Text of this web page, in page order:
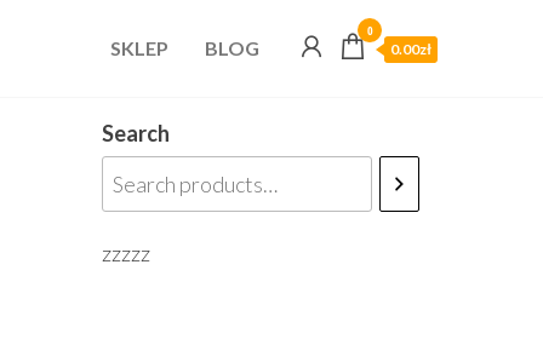
SKLEP BLOG
0
0.00zł
Search
zzzzz